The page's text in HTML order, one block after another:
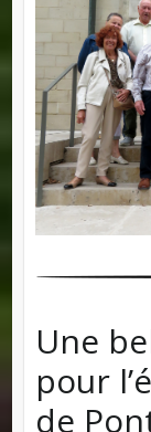
Une
pour
de